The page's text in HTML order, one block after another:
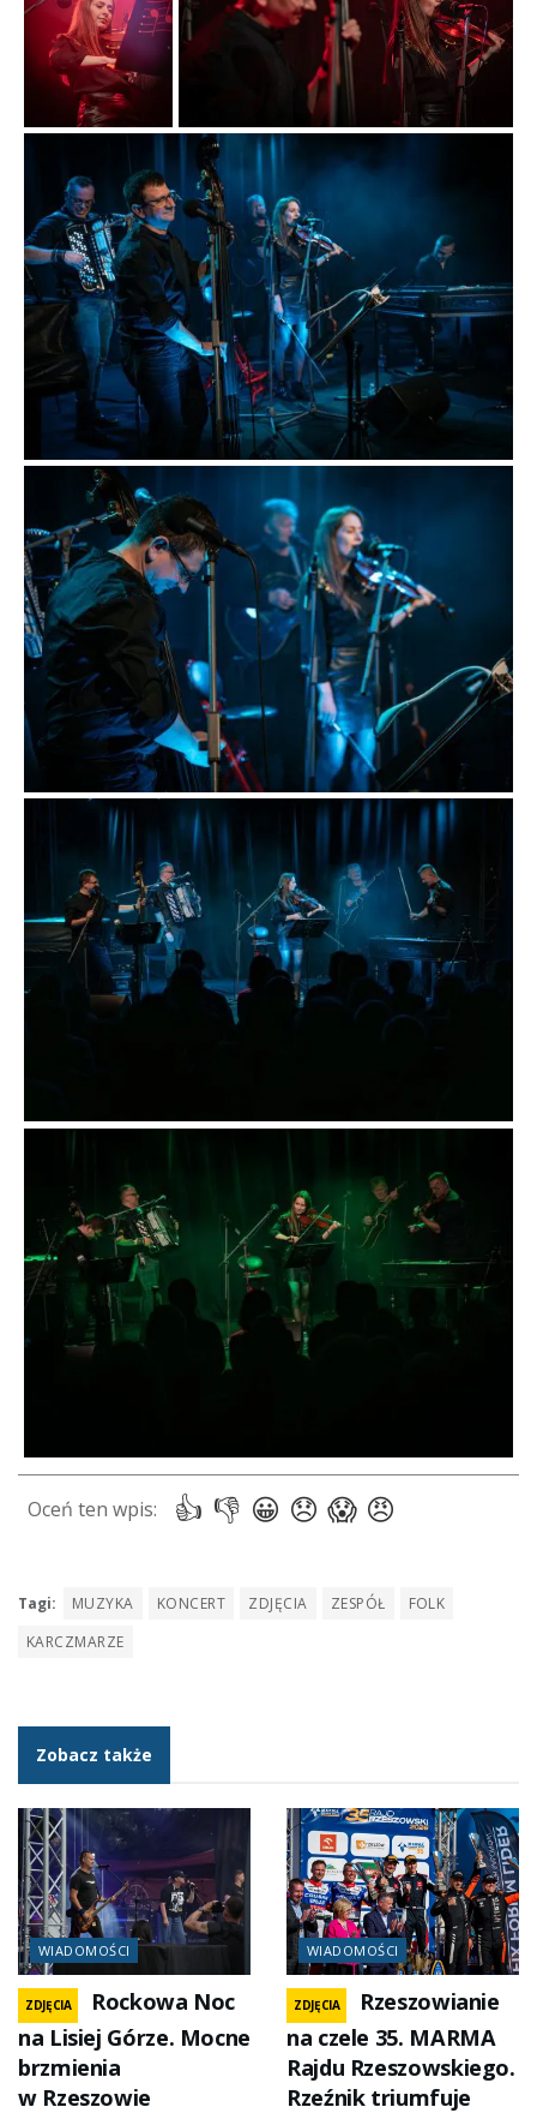
Tagi: MUZYKA KONCERT ZDJĘCIA ZESPÓŁ
FOLK
KARCZMARZE
Zobacz także
WIADOMOŚCI
ZDJĘCIA
Rockowa Noc
na Lisiej Górze. Mocne
brzmienia
w Rzeszowie
WIADOMOŚCI
ZDJĘCIA
Rzeszowianie
na czele 35. MARMA
Rajdu Rzeszowskiego.
Rzeźnik triumfuje